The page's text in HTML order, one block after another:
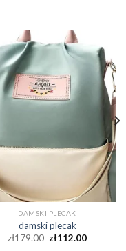
DAMSKI PLECAK
damski plecak
zł179.00 zł112.00